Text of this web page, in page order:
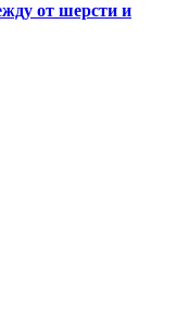
от шерсти и